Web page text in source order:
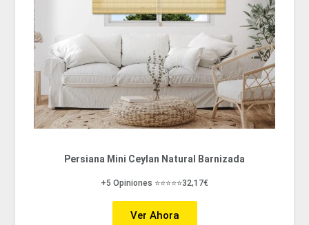
Persiana Mini Ceylan Natural Barnizada
+5 Opiniones ⭐⭐⭐⭐⭐32,17€
Ver Ahora